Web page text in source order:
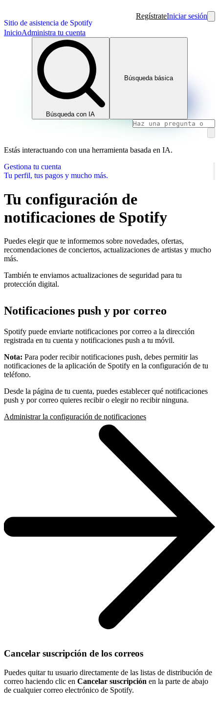
Sitio de asistencia de Spotify
RegístrateIniciar sesión
InicioAdministra tu cuenta
Búsqueda con IA
Búsqueda básica
Estás interactuando con una herramienta basada en IA.
Gestiona tu cuenta
Tu perfil, tus pagos y mucho más.
Tu configuración de
notificaciones de Spotify
Puedes elegir que te informemos sobre novedades, ofertas,
recomendaciones de conciertos, actualizaciones de artistas y mucho
más.
También te enviamos actualizaciones de seguridad para tu
protección digital.
Notificaciones push y por correo
Spotify puede enviarte notificaciones por correo a la dirección
registrada en tu cuenta y notificaciones push a tu móvil.
Nota: Para poder recibir notificaciones push, debes permitir las
notificaciones de la aplicación de Spotify en la configuración de tu
teléfono.
Desde la página de tu cuenta, puedes establecer qué notificaciones
push y por correo quieres recibir o elegir no recibir ninguna.
Administrar la configuración de notificaciones
Cancelar suscripción de los correos
Puedes quitar tu usuario directamente de las listas de distribución de
correo haciendo clic en Cancelar suscripción en la parte de abajo
de cualquier correo electrónico de Spotify.